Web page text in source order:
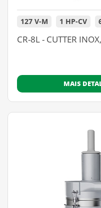
127 V-M 1 HP-CV
CR-8L - CUTTER
MAIS